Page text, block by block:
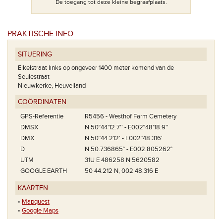
De toegang tot deze kleine begraafplaats.
PRAKTISCHE INFO
SITUERING
Eikelstraat links op ongeveer 1400 meter komend van de
Seulestraat
Nieuwkerke, Heuvelland
COÖRDINATEN
GPS-Referentie
R5456 - Westhof Farm Cemetery
DMSX
N 50°44'12.7'' - E002°48'18.9''
DMX
N 50°44.212' - E002°48.316'
D
N 50.736865° - E002.805262°
UTM
31U E 486258 N 5620582
GOOGLE EARTH
50 44.212 N, 002 48.316 E
KAARTEN
• Mapquest
• Google Maps